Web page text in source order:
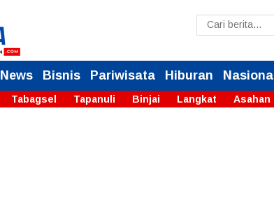
News Bisnis Pariwisata Hiburan
Tabagsel Tapanuli Binjai Langkat Asahan